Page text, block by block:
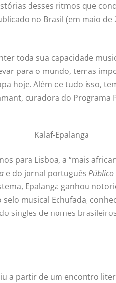
desses ritmos que
no Brasil (em maio de
toda sua capacidade
para o mundo, temas
hoje. Além de tudo isso,
curadora do Programa
Kalaf-Epalanga
para Lisboa, a “mais
e do jornal português Público
Epalanga ganhou
selo musical Echufada,
singles de nomes
a partir de um encontro